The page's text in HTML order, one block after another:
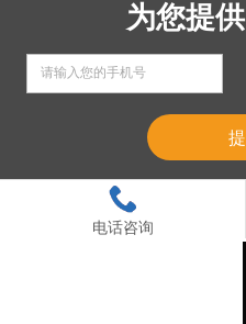
为您提供
电话咨询